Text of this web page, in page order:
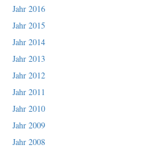
Jahr 2016
Jahr 2015
Jahr 2014
Jahr 2013
Jahr 2012
Jahr 2011
Jahr 2010
Jahr 2009
Jahr 2008